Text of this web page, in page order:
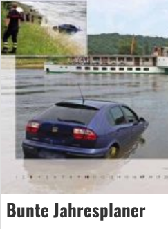
Bunte Jahresplaner